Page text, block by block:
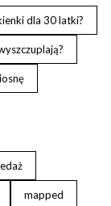
dla 30 latki?
mapped